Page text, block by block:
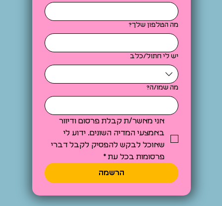
מה הטלפון שלך?
יש לי חתול/כלב
מה שמו/ה?
אני מאשר/ת קבלת פרסום ודיוור
באמצעי המדיה השונים. ידוע לי
שאוכל לבקש להפסיק לקבל דברי
פרסומות בכל עת *
הרשמה